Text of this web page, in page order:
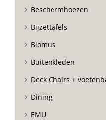
Beschermhoezen
Bijzettafels
Blomus
Buitenkleden
Deck Chairs +
Dining
EMU